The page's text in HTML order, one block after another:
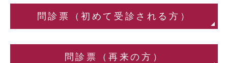
問診票 （初めて受診される方）
問診票（再来の方）